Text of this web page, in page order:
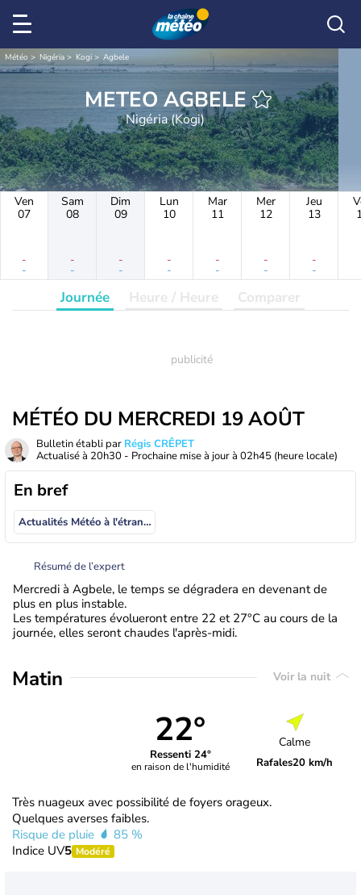
Météo Nigéria Kogi Agbele
METEO AGBELE
Nigéria (Kogi)
Ven
07
-
-
Sam
08
-
-
Dim
09
-
-
Lun
10
-
-
Mar
11
-
-
Mer
12
-
-
Jeu
13
-
-
Journée Heure / Heure Comparer
MÉTÉO DU MERCREDI 19 AOÛT
Bulletin établi par Régis CRÊPET
Actualisé à 20h30 - Prochaine mise à jour à 02h45 (heure locale)
En bref
Actualités Météo à l'étranger
Résumé de l’expert
Mercredi à Agbele, le temps se dégradera en devenant de
plus en plus instable.
Les températures évolueront entre 22 et 27°C au cours de la
journée, elles seront chaudes l'après-midi.
Matin Voir la nuit
22°
Ressenti 24°
en raison de l'humidité
Calme
Rafales20 km/h
Très nuageux avec possibilité de foyers orageux.
Quelques averses faibles.
Risque de pluie
85 %
Indice UV5 Modéré